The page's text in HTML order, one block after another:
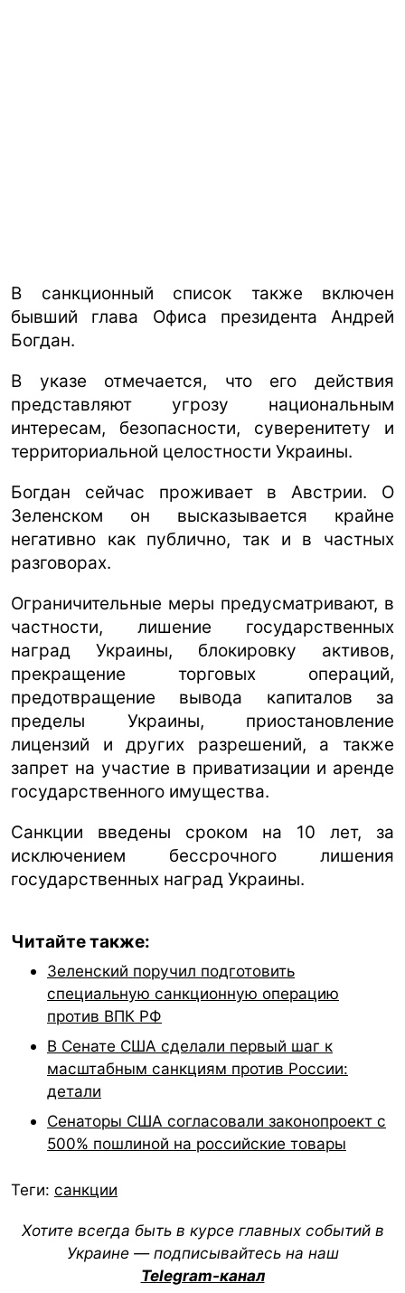
В санкционный список также включен
бывший глава Офиса президента Андрей
Богдан.
В указе отмечается, что его действия
представляют угрозу национальным
интересам, безопасности, суверенитету и
территориальной целостности Украины.
Богдан сейчас проживает в Австрии. О
Зеленском он высказывается крайне
негативно как публично, так и в частных
разговорах.
Ограничительные меры предусматривают, в
частности, лишение государственных
наград Украины, блокировку активов,
прекращение торговых операций,
предотвращение вывода капиталов за
пределы Украины, приостановление
лицензий и других разрешений, а также
запрет на участие в приватизации и аренде
государственного имущества.
Санкции введены сроком на 10 лет, за
исключением бессрочного лишения
государственных наград Украины.
Читайте также:
Зеленский поручил подготовить
специальную санкционную операцию
против ВПК РФ
В Сенате США сделали первый шаг к
масштабным санкциям против России:
детали
Сенаторы США согласовали законопроект с
500% пошлиной на российские товары
Теги: санкции
Хотите всегда быть в курсе главных событий в
Украине — подписывайтесь на наш
Telegram-канал